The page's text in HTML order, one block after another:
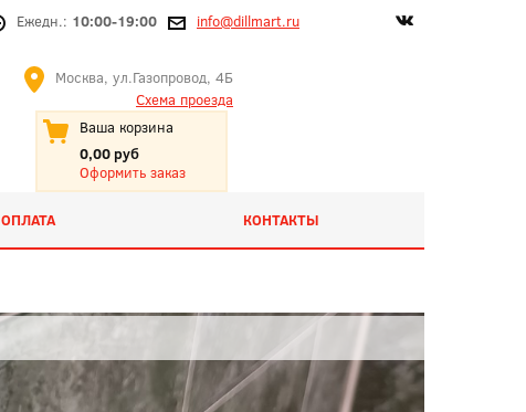
Ежедн.: 10:00-19:00 info@dillmart.ru
Москва, ул.Газопровод, 4Б
Схема проезда
Ваша корзина
0,00 руб
Оформить заказ
ОПЛАТА КОНТАКТЫ